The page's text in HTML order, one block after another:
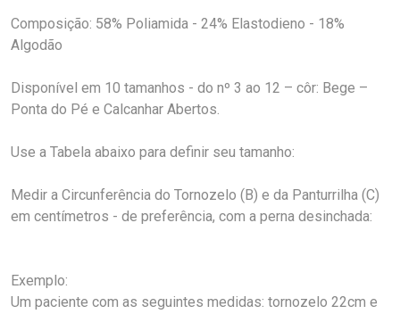
Composição: 58% Poliamida - 24% Elastodieno - 18%
Algodão
Disponível em 10 tamanhos - do nº 3 ao 12 – côr: Bege –
Ponta do Pé e Calcanhar Abertos.
Use a Tabela abaixo para definir seu tamanho:
Medir a Circunferência do Tornozelo (B) e da Panturrilha (C)
em centímetros - de preferência, com a perna desinchada:
Exemplo:
Um paciente com as seguintes medidas: tornozelo 22cm e